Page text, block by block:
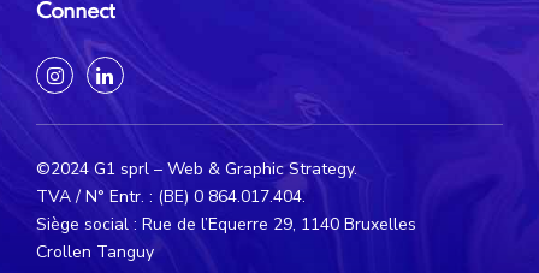
Connect
©2024 G1 sprl – Web & Graphic Strategy.
TVA / N° Entr. : (BE) 0 864.017.404.
Siège social : Rue de l’Equerre 29, 1140 Bruxelles
Crollen Tanguy